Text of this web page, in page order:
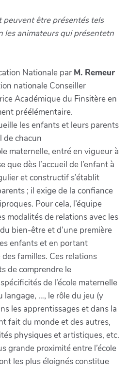
peuvent être présentés tels
les animateurs qui présentetn
Nationale par M. Remeur
nationale Conseiller
Académique du Finsitère en
préélémentaire.
les enfants et leurs parents
de chacun
maternelle, entré en vigueur à
que dès l’accueil de l’enfant à
et constructif s’établit
; il exige de la confiance
Pour cela, l’équipe
modalités de relations avec les
bien-être et d’une première
enfants et en portant
familles. Ces relations
de comprendre le
de l’école maternelle
langage, …, le rôle du jeu (y
les apprentissages et dans la
fait du monde et des autres,
physiques et artistiques, etc.
grande proximité entre l’école
les plus éloignés constitue